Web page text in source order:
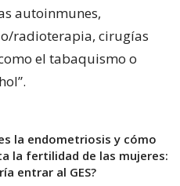
autoinmunes,
radioterapia, cirugías
el tabaquismo o
la endometriosis y cómo
la fertilidad de las mujeres:
entrar al GES?